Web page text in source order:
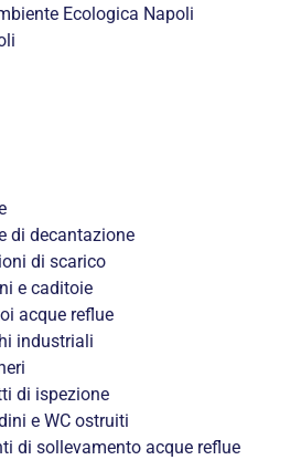
Ecologica Napoli
di decantazione
di scarico
e caditoie
acque reflue
industriali
di ispezione
e WC ostruiti
di sollevamento acque reflue